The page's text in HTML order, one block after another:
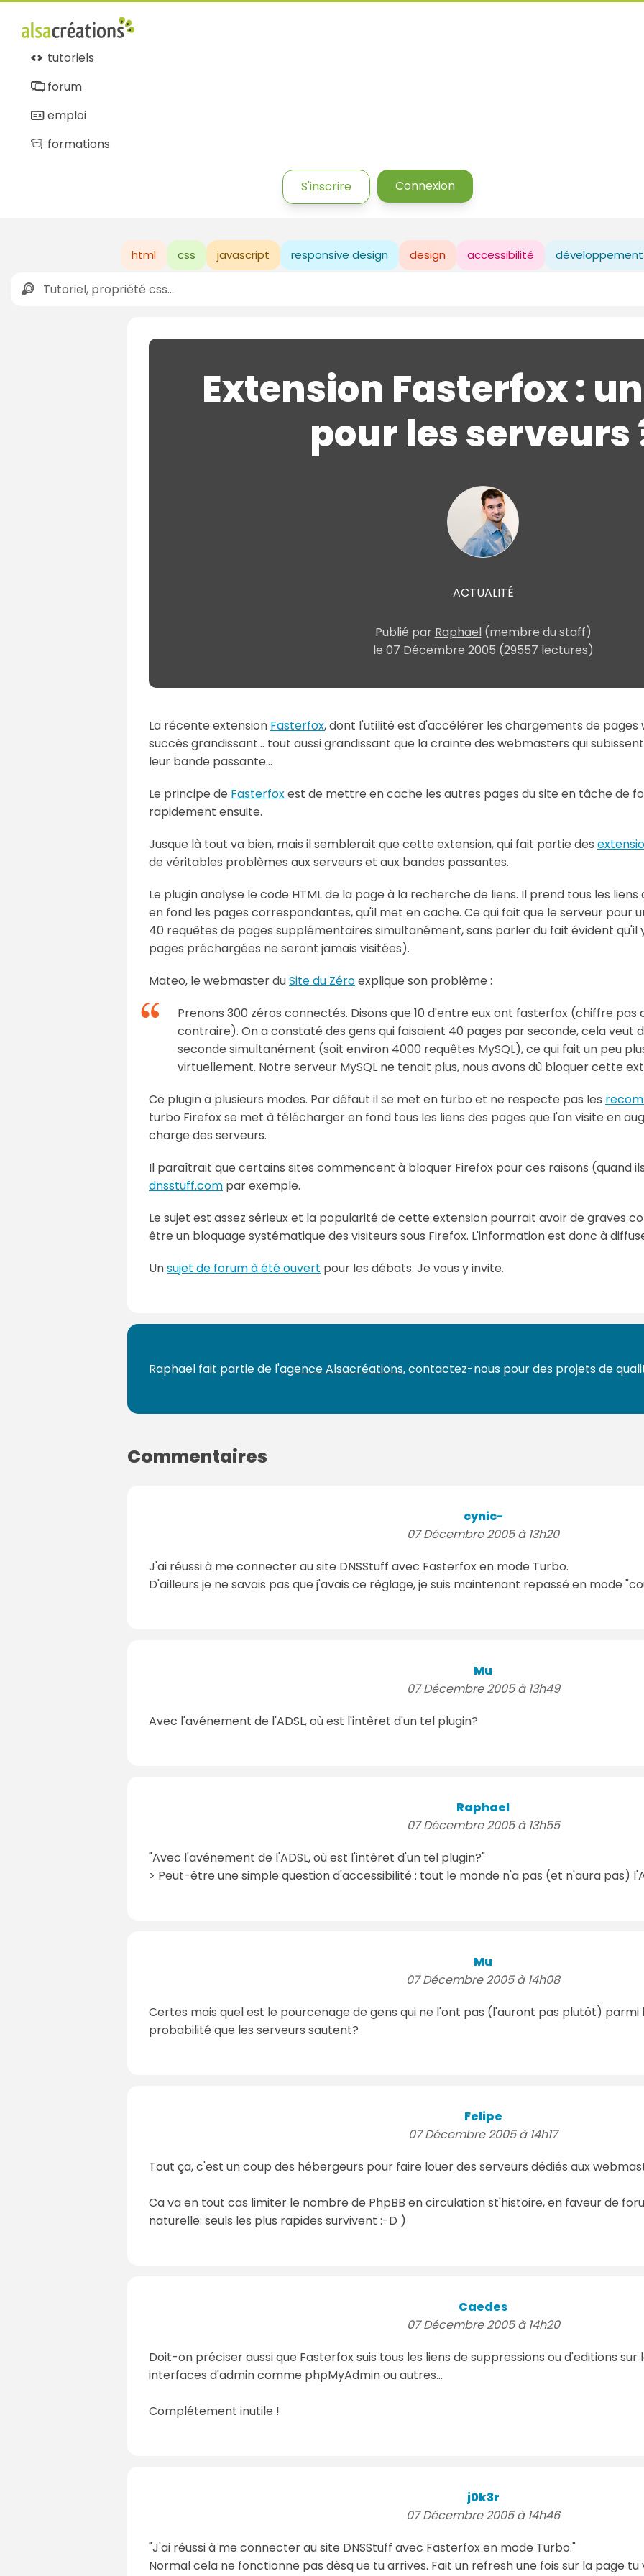
tutoriels
forum
emploi
formations
S'inscrire Connexion
html css javascript responsive design design accessibilité développement
Extension Fasterfox :
pour les serveurs
ACTUALITÉ
Publié par Raphael (membre du staff)
le 07 Décembre 2005 (29557 lectures)
La récente extension Fasterfox, dont l'utilité est d'accélérer les chargements de pages
succès grandissant... tout aussi grandissant que la crainte des webmasters qui
leur bande passante...
Le principe de Fasterfoxest de mettre en cache les autres pages du site en tâche de
rapidement ensuite.
Jusque là tout va bien, mais il semblerait que cette extension, qui fait partie des
de véritables problèmes aux serveurs et aux bandes passantes.
Le plugin analyse le code HTML de la page à la recherche de liens. Il prend tous les
en fond les pages correspondantes, qu'il met en cache. Ce qui fait que le serveur pour
40 requêtes de pages supplémentaires simultanément, sans parler du fait évident qu'il
pages préchargées ne seront jamais visitées).
Mateo, le webmaster duSite du Zéroexplique son problème :
Prenons 300 zéros connectés. Disons que 10 d'entre eux ont fasterfox (chiffre pas
contraire). On a constaté des gens qui faisaient 40 pages par seconde, cela veut
seconde simultanément (soit environ 4000 requêtes MySQL), ce qui fait un peu
virtuellement. Notre serveur MySQL ne tenait plus, nous avons dû bloquer cette
Ce plugin a plusieurs modes. Par défaut il se met en turbo et ne respecte pas les
turbo Firefox se met à télécharger en fond tous les liens des pages que l'on visite en
charge des serveurs.
Il paraîtrait que certains sites commencent à bloquer Firefox pour ces raisons (quand
dnsstuff.com par exemple.
Le sujet est assez sérieux et la popularité de cette extension pourrait avoir de graves
être un bloquage systématique des visiteurs sous Firefox. L'information est donc à
Unsujet de forum à été ouvert pour les débats. Je vous y invite.
Raphael fait partie de l'agence Alsacréations, contactez-nous pour des projets de
Commentaires
cynic-
07 Décembre 2005 à 13h20
J'ai réussi à me connecter au site DNSStuff avec Fasterfox en mode Turbo.
D'ailleurs je ne savais pas que j'avais ce réglage, je suis maintenant repassé en mode
Mu
07 Décembre 2005 à 13h49
Avec l'avénement de l'ADSL, où est l'intêret d'un tel plugin?
Raphael
07 Décembre 2005 à 13h55
"Avec l'avénement de l'ADSL, où est l'intêret d'un tel plugin?"
> Peut-être une simple question d'accessibilité : tout le monde n'a pas (et n'aura pas)
Mu
07 Décembre 2005 à 14h08
Certes mais quel est le pourcenage de gens qui ne l'ont pas (l'auront pas plutôt) parmi
probabilité que les serveurs sautent?
Felipe
07 Décembre 2005 à 14h17
Tout ça, c'est un coup des hébergeurs pour faire louer des serveurs dédiés aux
Ca va en tout cas limiter le nombre de PhpBB en circulation st'histoire, en faveur de
naturelle: seuls les plus rapides survivent :-D )
Caedes
07 Décembre 2005 à 14h20
Doit-on préciser aussi que Fasterfox suis tous les liens de suppressions ou d'editions sur
interfaces d'admin comme phpMyAdmin ou autres...
Complétement inutile !
j0k3r
07 Décembre 2005 à 14h46
"J'ai réussi à me connecter au site DNSStuff avec Fasterfox en mode Turbo."
Normal cela ne fonctionne pas dèsq ue tu arrives. Fait un refresh une fois sur la page tu